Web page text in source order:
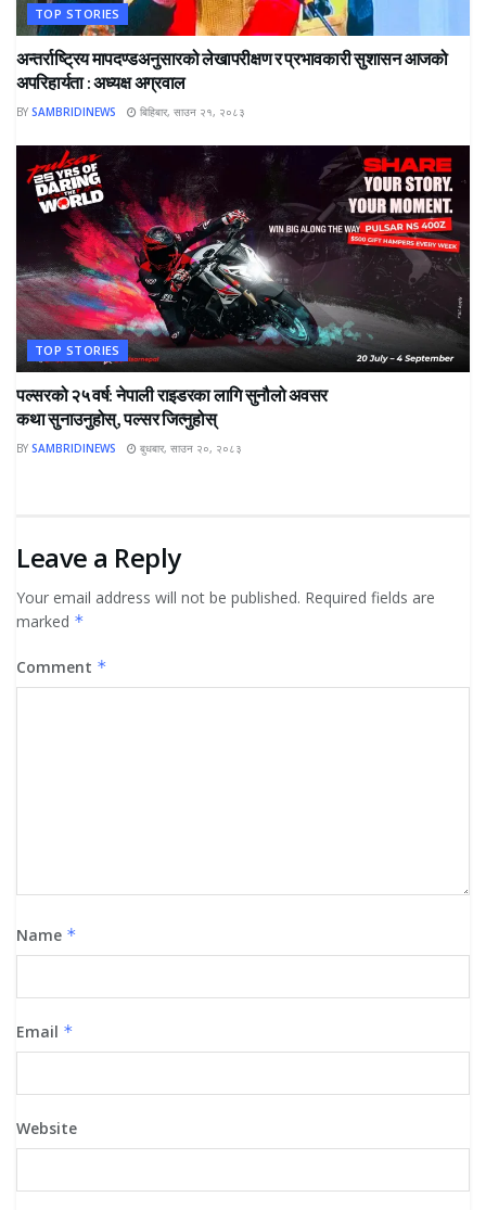
TOP STORIES
अन्तर्राष्ट्रिय मापदण्डअनुसारको लेखापरीक्षण र प्रभावकारी सुशासन आजको
अपरिहार्यता : अध्यक्ष अग्रवाल
BY SAMBRIDINEWS बिहिबार, साउन २१, २०८३
TOP STORIES
पल्सरको २५ वर्ष: नेपाली राइडरका लागि सुनौलो अवसर
कथा सुनाउनुहोस्, पल्सर जित्नुहोस्
BY SAMBRIDINEWS बुधबार, साउन २०, २०८३
Leave a Reply
Your email address will not be published. Required fields are
marked *
Comment *
Name *
Email *
Website